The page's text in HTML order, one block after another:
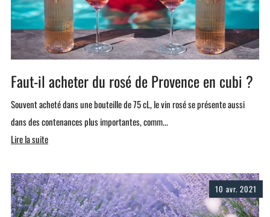
Faut-il acheter du rosé de Provence en cubi ?
Souvent acheté dans une bouteille de 75 cL, le vin rosé se présente aussi
dans des contenances plus importantes, comm...
Lire la suite
10 avr. 2021